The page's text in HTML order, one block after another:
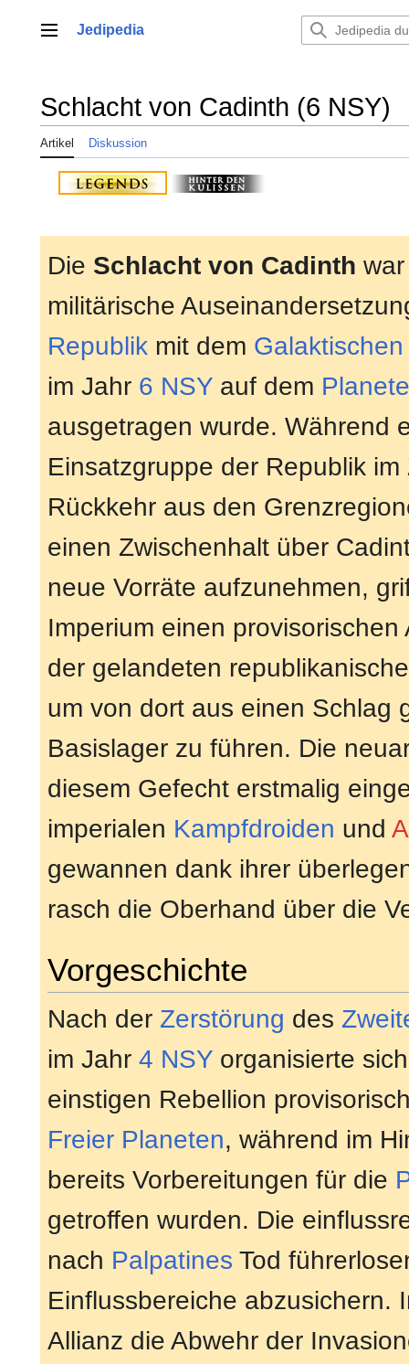
springenHauptmenü
Jedipedia
Schlacht von Cadinth (6 NSY)
Artikel Diskussion
Die Schlacht von Cadinth
militärische
Republik mit dem
im Jahr 6 NSY auf dem
ausgetragen wurde. Während
Einsatzgruppe der Republik im
Rückkehr aus den
einen Zwischenhalt über
neue Vorräte aufzunehmen,
Imperium einen
der gelandeten
um von dort aus einen Schlag
Basislager zu führen. Die
diesem Gefecht erstmalig
imperialen Kampfdroiden und
gewannen dank ihrer
rasch die Oberhand über die
Vorgeschichte
Nach der Zerstörung des
im Jahr 4 NSY organisierte
einstigen Rebellion
Freier Planeten, während im
bereits Vorbereitungen für die
getroffen wurden. Die
nach Palpatines Tod
Einflussbereiche abzusichern.
Allianz die Abwehr der